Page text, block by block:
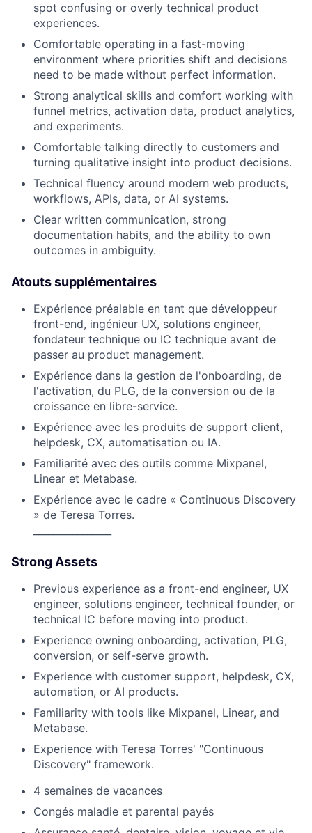
spot confusing or overly technical product
experiences.
Comfortable operating in a fast-moving
environment where priorities shift and decisions
need to be made without perfect information.
Strong analytical skills and comfort working with
funnel metrics, activation data, product analytics,
and experiments.
Comfortable talking directly to customers and
turning qualitative insight into product decisions.
Technical fluency around modern web products,
workflows, APIs, data, or AI systems.
Clear written communication, strong
documentation habits, and the ability to own
outcomes in ambiguity.
Atouts supplémentaires
Expérience préalable en tant que développeur
front-end, ingénieur UX, solutions engineer,
fondateur technique ou IC technique avant de
passer au product management.
Expérience dans la gestion de l'onboarding, de
l'activation, du PLG, de la conversion ou de la
croissance en libre-service.
Expérience avec les produits de support client,
helpdesk, CX, automatisation ou IA.
Familiarité avec des outils comme Mixpanel,
Linear et Metabase.
Expérience avec le cadre « Continuous Discovery
» de Teresa Torres.
Strong Assets
Previous experience as a front-end engineer, UX
engineer, solutions engineer, technical founder, or
technical IC before moving into product.
Experience owning onboarding, activation, PLG,
conversion, or self-serve growth.
Experience with customer support, helpdesk, CX,
automation, or AI products.
Familiarity with tools like Mixpanel, Linear, and
Metabase.
Experience with Teresa Torres' "Continuous
Discovery" framework.
4 semaines de vacances
Congés maladie et parental payés